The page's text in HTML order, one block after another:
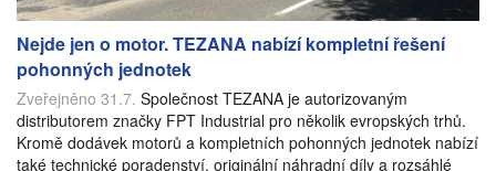
Nejde jen o motor. TEZANA nabízí kompletní řešení
pohonných jednotek
Zveřejněno 31.7. Společnost TEZANA je autorizovaným
distributorem značky FPT Industrial pro několik evropských trhů.
Kromě dodávek motorů a kompletních pohonných jednotek nabízí
také technické poradenství, originální náhradní díly a rozsáhlé